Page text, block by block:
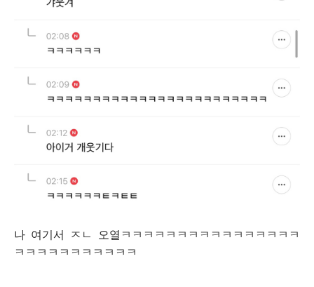
나 여기서 ㅈㄴ 오열ㅋㅋㅋㅋㅋㅋㅋㅋㅋㅋㅋㅋㅋㅋㅋㅋ
ㅋㅋㅋㅋㅋㅋㅋㅋㅋㅋㅋ